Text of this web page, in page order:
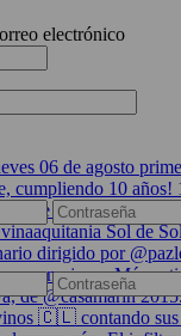
electrónico